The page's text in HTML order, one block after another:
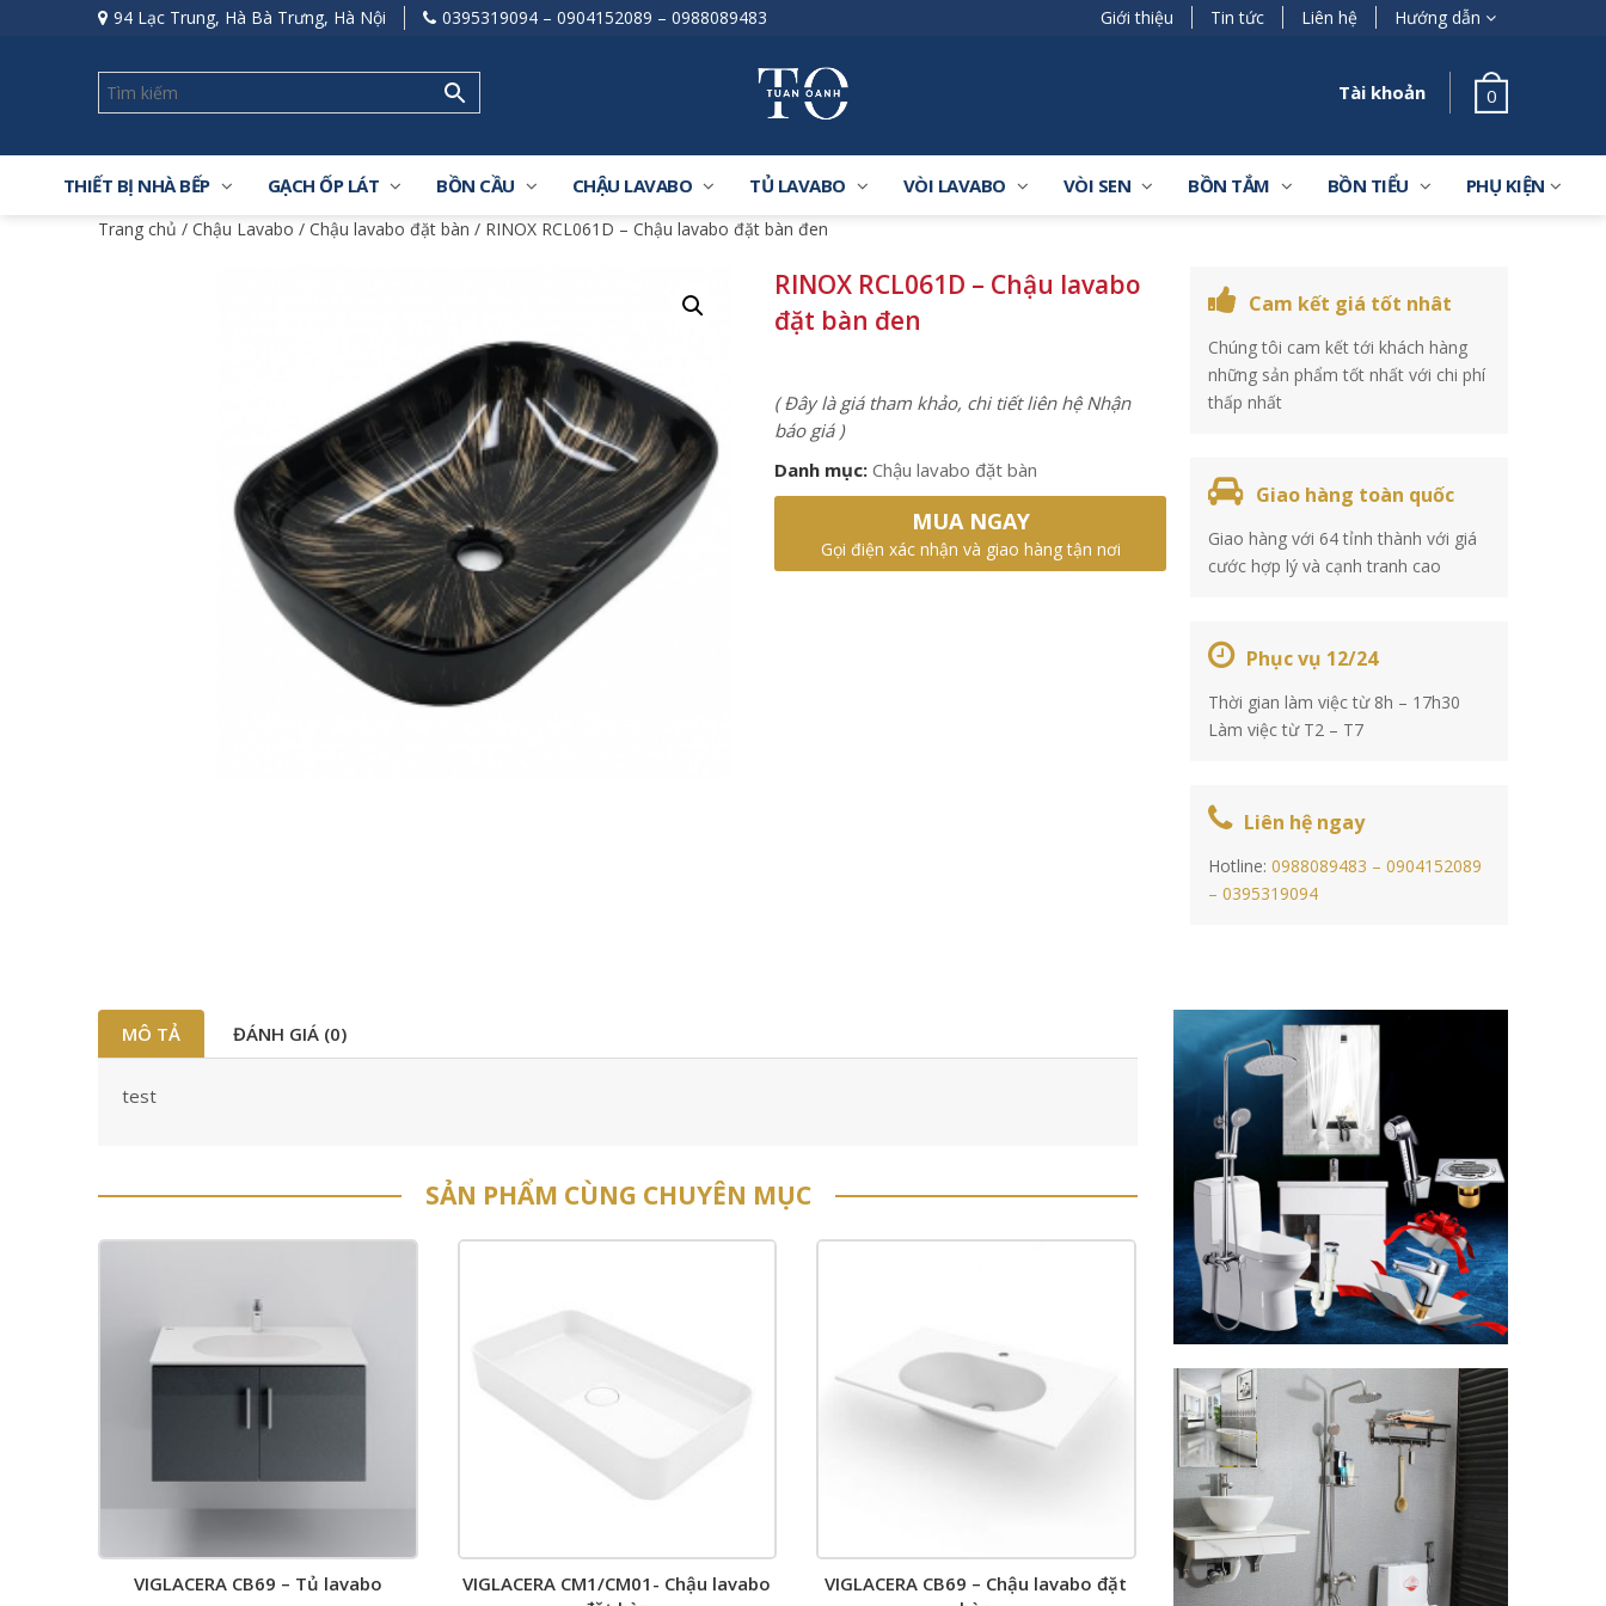
94 Lạc Trung, Hà Bà Trưng, Hà Nội 0395319094 – 0904152089 – 0988089483 Giới thiệu Tin tức Liên hệ Hướng dẫn
Tài khoản 0
THIẾT BỊ NHÀ BẾP GẠCH ỐP LÁT BỒN CẦU CHẬU LAVABO TỦ LAVABO VÒI LAVABO VÒI SEN BỒN TẮM BỒN TIỂU PHỤ KIỆN
Trang chủ / Chậu Lavabo / Chậu lavabo đặt bàn / RINOX RCL061D – Chậu lavabo đặt bàn đen
RINOX RCL061D – Chậu lavabo
đặt bàn đen
( Đây là giá tham khảo, chi tiết liên hệ Nhận
báo giá )
Danh mục: Chậu lavabo đặt bàn
MUA NGAY
Gọi điện xác nhận và giao hàng tận nơi
Cam kết giá tốt nhât
Chúng tôi cam kết tới khách hàng
những sản phẩm tốt nhất với chi phí
thấp nhất
Giao hàng toàn quốc
Giao hàng với 64 tỉnh thành với giá
cước hợp lý và cạnh tranh cao
Phục vụ 12/24
Thời gian làm việc từ 8h – 17h30
Làm việc từ T2 – T7
Liên hệ ngay
Hotline: 0988089483 – 0904152089
– 0395319094
MÔ TẢ ĐÁNH GIÁ (0)
test
SẢN PHẨM CÙNG CHUYÊN MỤC
VIGLACERA CB69 – Tủ lavabo
VIGLACERA CM1/CM01- Chậu lavabo
VIGLACERA CB69 – Chậu lavabo đặt